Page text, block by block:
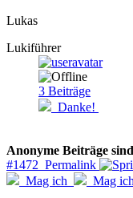
Lukas
Lukiführer
3 Beiträge
Danke!
Anonyme Beiträge
#1472 Permalink
Mag ich
Mag